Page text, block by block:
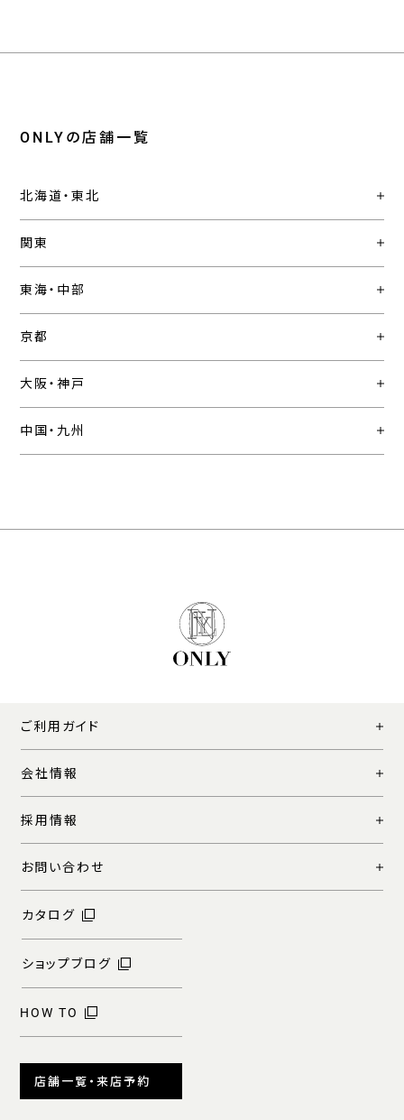
ONLYの店舗一覧
北海道・東北
関東
東海・中部
京都
大阪・神戸
中国・九州
ご利用ガイド
会社情報
採用情報
お問い合わせ
カタログ
ショップブログ
HOW TO
店舗一覧・来店予約